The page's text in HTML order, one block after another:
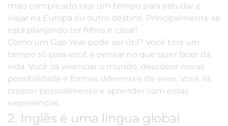
mais complicado tirar um tempo para estudar e
viajar na Europa ou outro destino. Principalmente se
está planjando ter filhos e casar!
Como um Gap Year pode ser útil? Você terá um
tempo só para você e pensar no que quer fazer da
vida. Você irá vivenciar o mundo, descobrir novas
possibilidade e formas diferentes de viver. Você irá
crescer pessoalmente e aprender com essas
experiências.
2. Inglês é uma língua global